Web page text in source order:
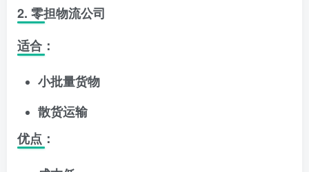
2. 零担物流公司
适合：
小批量货物
散货运输
优点：